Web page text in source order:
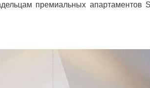
премиальных